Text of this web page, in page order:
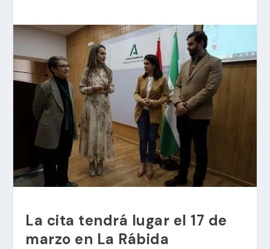
La cita tendrá lugar el 17 de
marzo en La Rábida